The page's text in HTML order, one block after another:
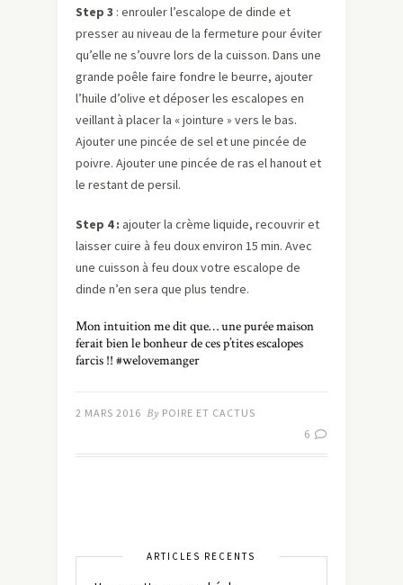
Step 3 : enrouler l’escalope de dinde et
presser au niveau de la fermeture pour éviter
qu’elle ne s’ouvre lors de la cuisson. Dans une
grande poêle faire fondre le beurre, ajouter
l’huile d’olive et déposer les escalopes en
veillant à placer la « jointure » vers le bas.
Ajouter une pincée de sel et une pincée de
poivre. Ajouter une pincée de ras el hanout et
le restant de persil.
Step 4 : ajouter la crème liquide, recouvrir et
laisser cuire à feu doux environ 15 min. Avec
une cuisson à feu doux votre escalope de
dinde n’en sera que plus tendre.
Mon intuition me dit que… une purée maison
ferait bien le bonheur de ces p’tites escalopes
farcis !! #welovemanger
2 MARS 2016 By POIRE ET CACTUS
6
ARTICLES RÉCENTS